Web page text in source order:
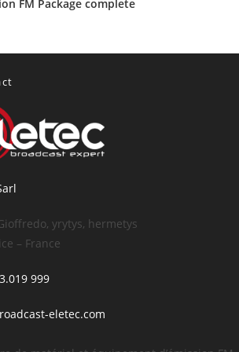
FM Package complete
yrytys, hermetys
– France
999
eletec.com